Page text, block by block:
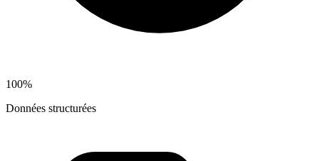
100%
Données structurées